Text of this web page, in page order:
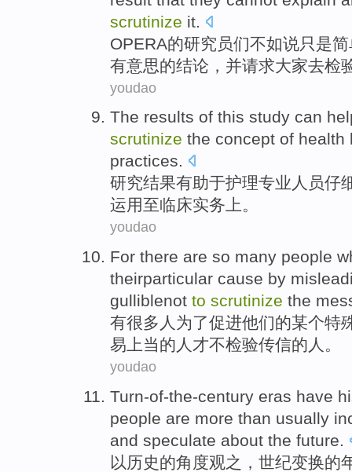
scrutinize it
OPERA的研究员们不如说只是
有意思的结论， 并请求大家去检
youdao
The results of this study can
scrutinize the concept of health
practices.
研究结果有助于护理专业人员仔
运用至临床实务上。
youdao
For there are so many people
theirparticular cause by
gulliblenot to scrutinize the
有很多 人 为了促进他们的某个特
易 上当的人才不检验传信的人。
youdao
Turn-of-the-century eras have
people are more than usually
and speculate about the future.
以历史的角度观之， 世纪变换的